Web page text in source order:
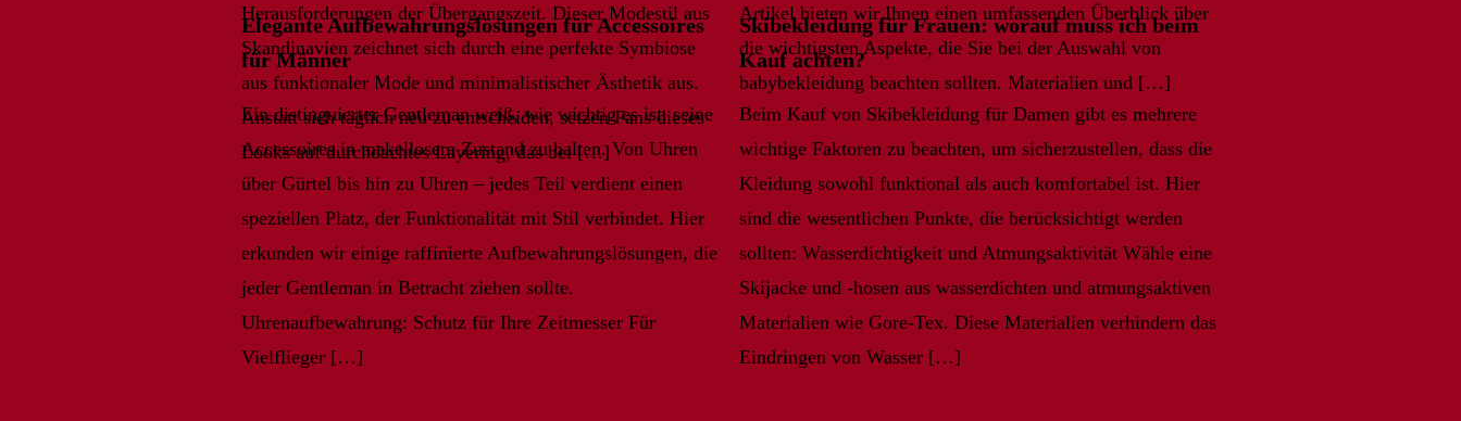
Herausforderungen der Übergangszeit. Dieser Modestil aus
Skandinavien zeichnet sich durch eine perfekte Symbiose
aus funktionaler Mode und minimalistischer Ästhetik aus.
Anstatt sich täglich neu zu entscheiden, setzen Fans dieses
Looks auf durchdachtes Layering, das bei […]
Artikel bieten wir Ihnen einen umfassenden Überblick über
die wichtigsten Aspekte, die Sie bei der Auswahl von
babybekleidung beachten sollten. Materialien und […]
Elegante Aufbewahrungslösungen für Accessoires
für Männer
Ein distinguierter Gentleman weiß, wie wichtig es ist, seine
Accessoires in makellosem Zustand zu halten. Von Uhren
über Gürtel bis hin zu Uhren – jedes Teil verdient einen
speziellen Platz, der Funktionalität mit Stil verbindet. Hier
erkunden wir einige raffinierte Aufbewahrungslösungen, die
jeder Gentleman in Betracht ziehen sollte.
Uhrenaufbewahrung: Schutz für Ihre Zeitmesser Für
Vielflieger […]
Skibekleidung für Frauen: worauf muss ich beim
Kauf achten?
Beim Kauf von Skibekleidung für Damen gibt es mehrere
wichtige Faktoren zu beachten, um sicherzustellen, dass die
Kleidung sowohl funktional als auch komfortabel ist. Hier
sind die wesentlichen Punkte, die berücksichtigt werden
sollten: Wasserdichtigkeit und Atmungsaktivität Wähle eine
Skijacke und -hosen aus wasserdichten und atmungsaktiven
Materialien wie Gore-Tex. Diese Materialien verhindern das
Eindringen von Wasser […]